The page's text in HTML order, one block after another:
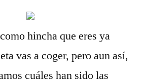
hincha que eres ya
vas a coger, pero aun así,
cuáles han sido las